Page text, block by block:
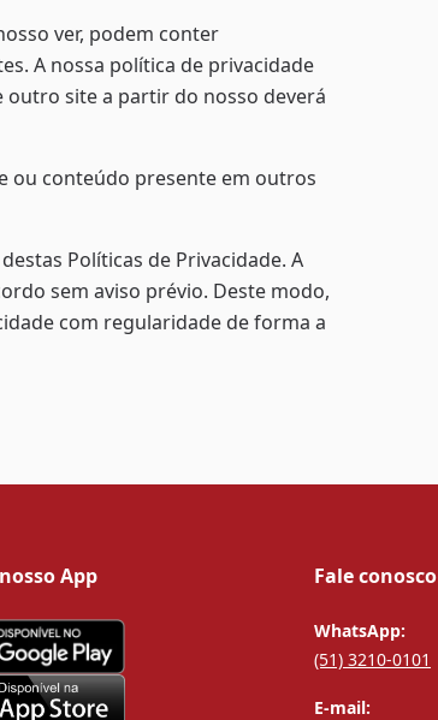
ver, podem conter
A nossa política de privacidade
outro site a partir do nosso deverá
ou conteúdo presente em outros
Políticas de Privacidade. A
sem aviso prévio. Deste modo,
com regularidade de forma a
App Fale conosco
WhatsApp:
(51) 3210-0101
E-mail: